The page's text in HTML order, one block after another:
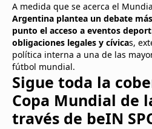
A medida que se acerca el
Argentina plantea un debate
punto el acceso a eventos
obligaciones legales y cívicas,
política interna a una de las
fútbol mundial.
Sigue toda la
Copa Mundial de
través de beIN